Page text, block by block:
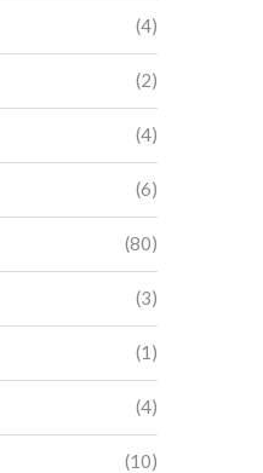
(4)
(2)
(4)
(6)
(80)
(3)
(1)
(4)
(10)